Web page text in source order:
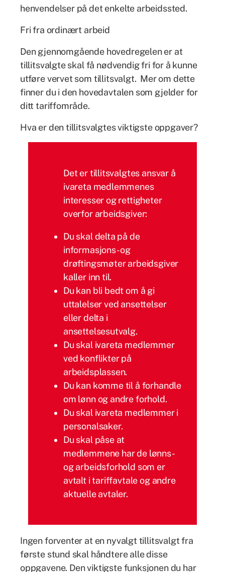
henvendelser på det enkelte arbeidssted.
Fri fra ordinært arbeid
Den gjennomgående hovedregelen er at
tillitsvalgte skal få nødvendig fri for å kunne
utføre vervet som tillitsvalgt. Mer om dette
finner du i den hovedavtalen som gjelder for
ditt tariffområde.
Hva er den tillitsvalgtes viktigste oppgaver?
Det er tillitsvalgtes ansvar å
ivareta medlemmenes
interesser og rettigheter
overfor arbeidsgiver:
Du skal delta på de
informasjons- og
drøftingsmøter arbeidsgiver
kaller inn til.
Du kan bli bedt om å gi
uttalelser ved ansettelser
eller delta i
ansettelsesutvalg.
Du skal ivareta medlemmer
ved konflikter på
arbeidsplassen.
Du kan komme til å forhandle
om lønn og andre forhold.
Du skal ivareta medlemmer i
personalsaker.
Du skal påse at
medlemmene har de lønns-
og arbeidsforhold som er
avtalt i tariffavtale og andre
aktuelle avtaler.
Ingen forventer at en nyvalgt tillitsvalgt fra
første stund skal håndtere alle disse
oppgavene. Den viktigste funksjonen du har